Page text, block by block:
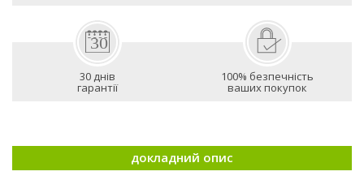
30 днів
гарантії
100% безпечність
ваших покупок
докладний опис